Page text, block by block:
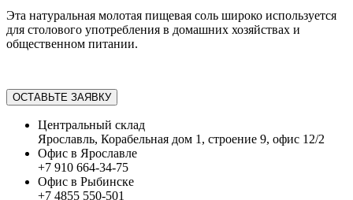
Эта натуральная молотая пищевая соль широко используется
для столового употребления в домашних хозяйствах и
общественном питании.
ОСТАВЬТЕ ЗАЯВКУ
Центральный склад
Ярославль, Корабельная дом 1, строение 9, офис 12/2
Офис в Ярославле
+7 910 664-34-75
Офис в Рыбинске
+7 4855 550-501